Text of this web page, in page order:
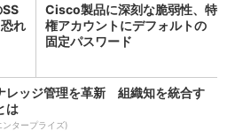
れ
Cisco製品に深刻な脆弱性、特
権アカウントにデフォルトの
固定パスワード
レッジ管理を革新 組織知を統合す
は
ンタープライズ)